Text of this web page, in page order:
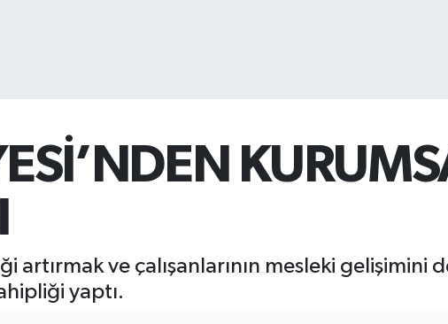
artırmak ve çalışanlarının mesleki gelişimini
yaptı.